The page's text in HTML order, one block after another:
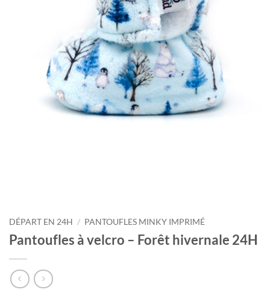
DÉPART EN 24H / PANTOUFLES MINKY IMPRIMÉ
Pantoufles à velcro – Forêt hivernale 24H